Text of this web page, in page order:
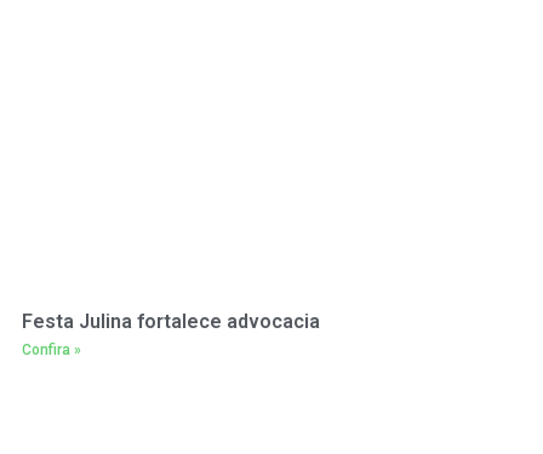
Festa Julina fortalece advocacia
Confira »